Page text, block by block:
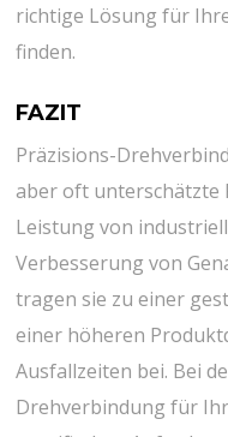
richtige Lösung für
finden.
FAZIT
Präzisions-
aber oft unterschätzte
Leistung von
Verbesserung von
tragen sie zu einer
einer höheren
Ausfallzeiten bei. Bei
Drehverbindung für